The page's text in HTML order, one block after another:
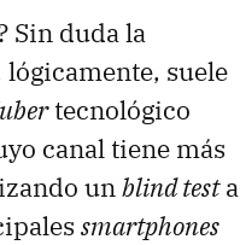
Sin duda la
suele
tecnológico
canal tiene más
unblind testa
smartphones